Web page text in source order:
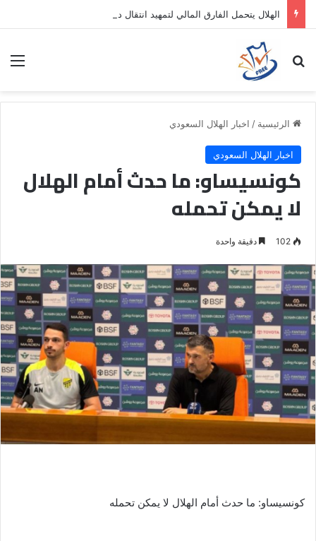
بحث عن
الرئيسية / اخبار الهلال السعودي
اخبار الهلال السعودي
كونسيساو: ما حدث أمام الهلال
لا يمكن تحمله
102 دقيقة واحدة
كونسيساو: ما حدث أمام الهلال لا يمكن تحمله